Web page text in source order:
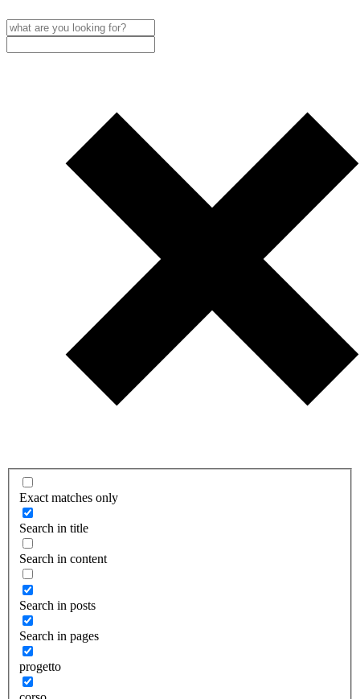
Exact matches only
Search in title
Search in content
Search in posts
Search in pages
progetto